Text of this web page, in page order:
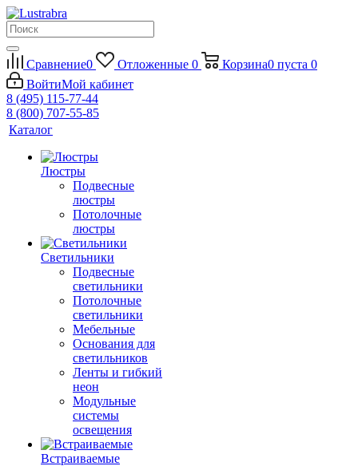
Сравнение0 Отложенные 0 Корзина0 пуста 0
ВойтиМой кабинет
8 (495) 115-77-44
8 (800) 707-55-85
Каталог
Люстры
Подвесные
люстры
Потолочные
люстры
Светильники
Подвесные
светильники
Потолочные
светильники
Мебельные
Основания для
светильников
Ленты и гибкий
неон
Модульные
системы
освещения
Встраиваемые